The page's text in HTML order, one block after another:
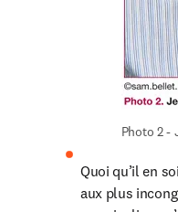
Photo 2 -
Quoi qu’il en
aux plus